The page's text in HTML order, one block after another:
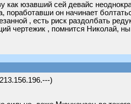
как юзавший сей девайс
поработавши он начинает
, есть риск раздолбать
чертежик , помнится Николай,
)